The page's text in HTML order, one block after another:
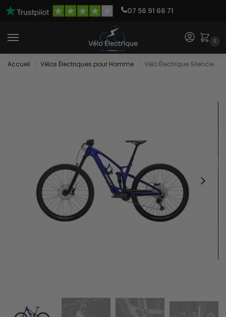
07 56 91 66 71
0
Accueil Vélos Électriques pour Homme Vélo Électrique Silencieux